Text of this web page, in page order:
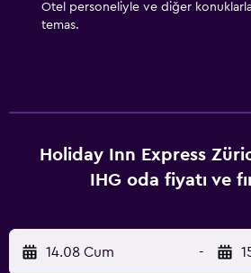
Otel personeliyle ve diğer
temas.
Holiday Inn Express
IHG oda fiyatı ve
14.08 Cum -